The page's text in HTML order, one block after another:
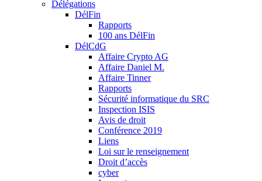
Délégations
DélFin
Rapports
100 ans DélFin
DélCdG
Affaire Crypto AG
Affaire Daniel M.
Affaire Tinner
Rapports
Sécurité informatique du SRC
Inspection ISIS
Avis de droit
Conférence 2019
Liens
Loi sur le renseignement
Droit d’accès
cyber